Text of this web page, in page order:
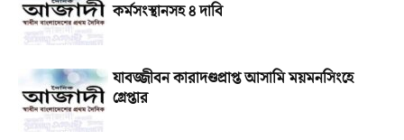
কর্মসংস্থানসহ ৪ দাবি
যাবজ্জীবন কারাদণ্ডপ্রাপ্ত আসামি ময়মনসিংহে
গ্রেপ্তার